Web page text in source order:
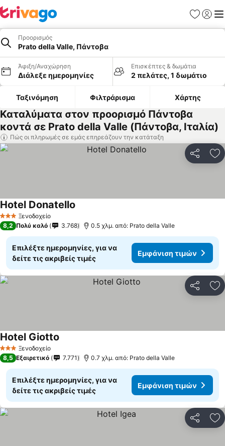
Προορισμός
Prato della Valle, Πάντοβα
Άφιξη/Αναχώρηση
Διάλεξε ημερομηνίες
Επισκέπτες & δωμάτια
2 πελάτες, 1 δωμάτιο
Ταξινόμηση Φιλτράρισμα Χάρτης
Καταλύματα στον προορισμό Πάντοβα
κοντά σε Prato della Valle (Πάντοβα, Ιταλία)
Πώς οι πληρωμές σε εμάς επηρεάζουν την κατάταξη
3 ΑστέριαΞενοδοχείο
Hotel Donatello
8,2 Πολύ καλό 3.768 0.5 χλμ. από: Prato della Valle
Επιλέξτε ημερομηνίες, για να
δείτε τις ακριβείς τιμές
Εμφάνιση τιμών
3 ΑστέριαΞενοδοχείο
Hotel Giotto
8,5 Εξαιρετικό 7.771 0.7 χλμ. από: Prato della Valle
Επιλέξτε ημερομηνίες, για να
δείτε τις ακριβείς τιμές
Εμφάνιση τιμών